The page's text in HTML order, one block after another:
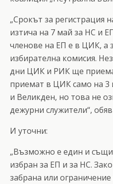
„Срокът за регистрация
изтича на 7 май за НС и
членове на ЕП е в ЦИК, а
избирателна комисия.
дни ЦИК и РИК ще
приемат в ЦИК само на 3
и Великден, но това не
дежурни служители“,
И уточни:
„Възможно е един и
избран за ЕП и за НС.
забрана или